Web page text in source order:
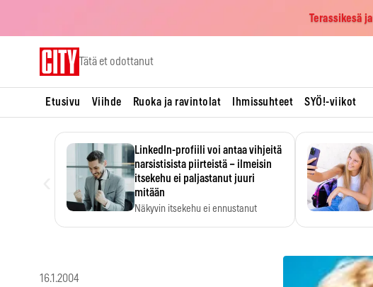
Terassikesä
Tätä et odottanut
Etusivu Viihde Ruoka ja ravintolat Ihmissuhteet SYÖ!-viikot
LinkedIn-profiili voi antaa vihjeitä
narsistisista piirteistä – ilmeisin
itsekehu ei paljastanut juuri
mitään
Näkyvin itsekehu ei ennustanut
16.1.2004